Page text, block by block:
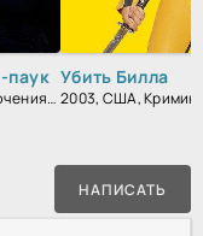
паук
2012, США, Приключения, Фантастика, Блокбастер, Боевик, Зарубежный
Убить Билла
НАПИСАТЬ